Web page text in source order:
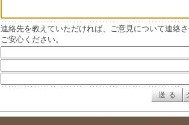
連絡先を教えていただければ、ご意見について連絡
ご安心ください。